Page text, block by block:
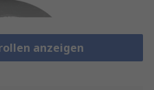
anzeigen